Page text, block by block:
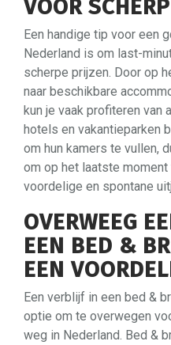
VOOR
Een handige tip voor een
Nederland is om last-
scherpe prijzen. Door op
naar beschikbare
kun je vaak profiteren van
hotels en vakantieparken
om hun kamers te vullen,
om op het laatste
voordelige en spontane
OVERWEEG
EEN BED &
EEN
Een verblijf in een bed &
optie om te overwegen
weg in Nederland. Bed &